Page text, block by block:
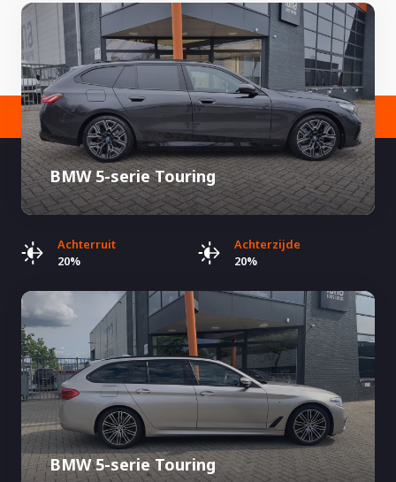
BMW 5-serie Touring
Achterruit
20%
Achterzijde
20%
BMW 5-serie Touring